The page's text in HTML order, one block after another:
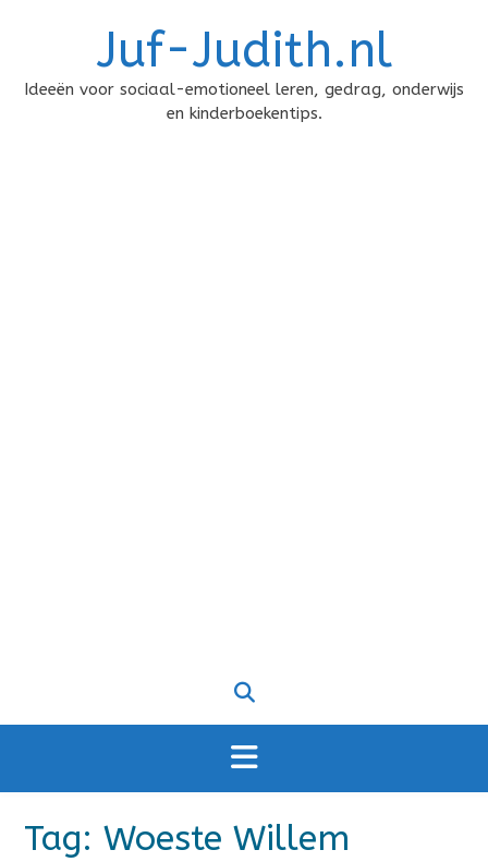
Juf-Judith.nl
Ideeën voor sociaal-emotioneel leren, gedrag, onderwijs
en kinderboekentips.
Tag: Woeste Willem